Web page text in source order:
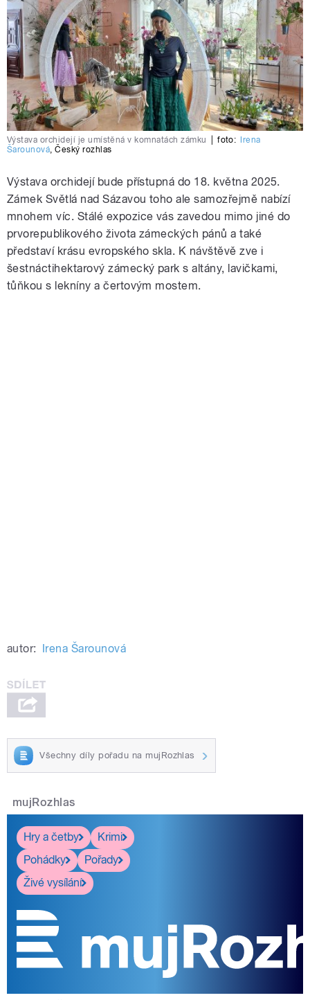
Výstava orchidejí je umístěná v komnatách zámku foto:
Irena
Šarounová,Český rozhlas
Výstava orchidejí bude přístupná do 18. května 2025.
Zámek Světlá nad Sázavou toho ale samozřejmě nabízí
mnohem víc. Stálé expozice vás zavedou mimo jiné do
prvorepublikového života zámeckých pánů a také
představí krásu evropského skla. K návštěvě zve i
šestnáctihektarový zámecký park s altány, lavičkami,
tůňkou s lekníny a čertovým mostem.
autor: Irena Šarounová
Všechny díly pořadu na mujRozhlas
mujRozhlas
Hry a četby
Krimi
Pohádky
Pořady
Živé vysílání